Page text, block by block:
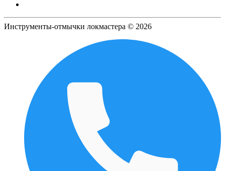
Инструменты-отмычки локмастера © 2026